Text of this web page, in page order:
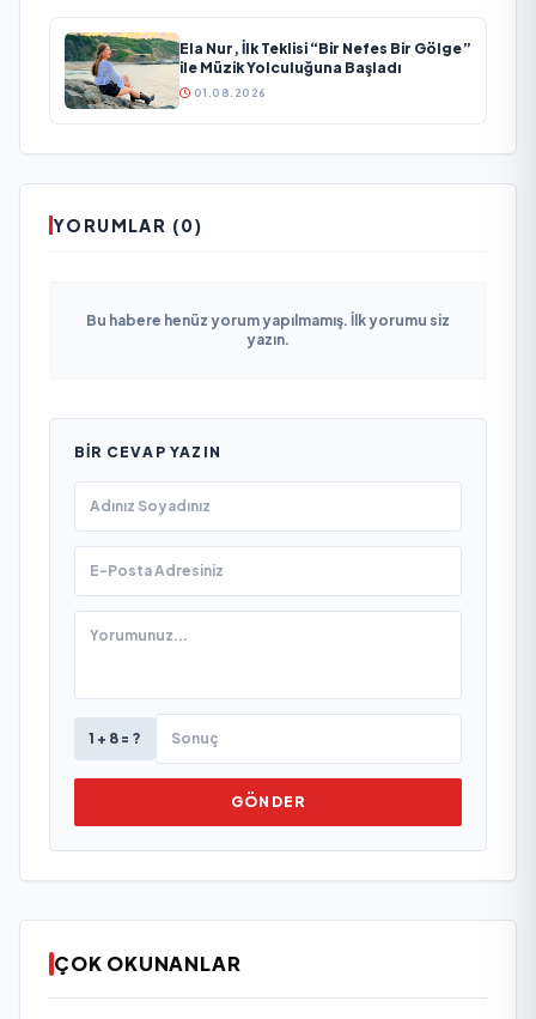
Ela Nur, İlk Teklisi “Bir Nefes Bir Gölge”
ile Müzik Yolculuğuna Başladı
01.08.2026
YORUMLAR (0)
Bu habere henüz yorum yapılmamış. İlk yorumu siz
yazın.
BIR CEVAP YAZIN
1 + 8 = ?
GÖNDER
ÇOK OKUNANLAR